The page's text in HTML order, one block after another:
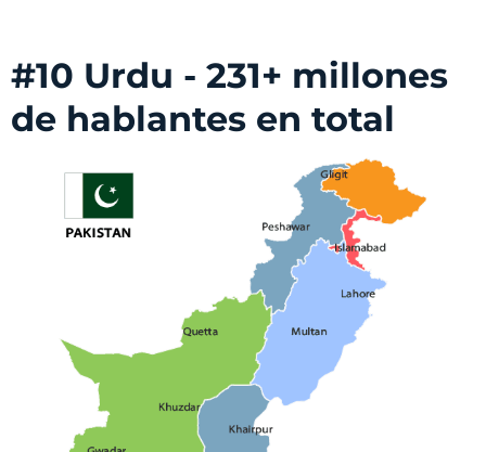
#10 Urdu - 231+ millones
de hablantes en total